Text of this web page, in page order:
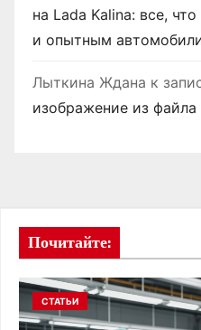
на Lada Kalina: все,
и опытным
Лыткина Ждана к
изображение из файла
Почитайте:
СТАТЬИ